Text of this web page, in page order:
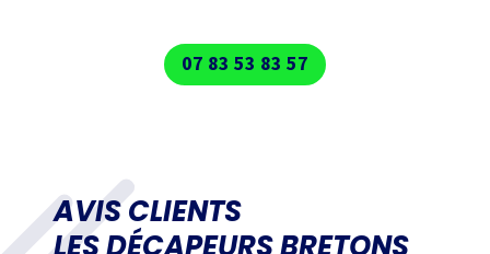
07 83 53 83 57
AVIS CLIENTS
LES DÉCAPEURS BRETONS